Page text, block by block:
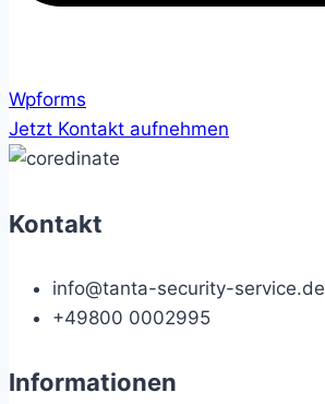
Wpforms
Jetzt Kontakt aufnehmen
Kontakt
info@tanta-security-service.de
+49800 0002995
Informationen